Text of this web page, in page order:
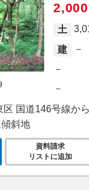
2,000
土
建
－
－
－
区 国道146号線か
斜地
資料請求
リストに追加